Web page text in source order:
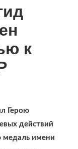
к
Герою
действий
медаль имени